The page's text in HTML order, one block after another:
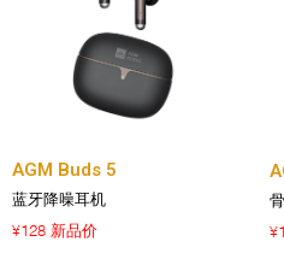
AGM Buds 5
蓝牙降噪耳机
¥128 新品价 ¥